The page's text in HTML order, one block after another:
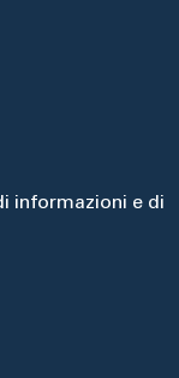
informazioni e di